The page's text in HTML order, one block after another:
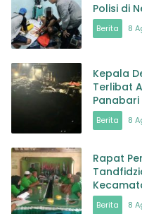
Polisi di
Berita 8
Kepala
Terlibat
Panabari
Berita 8
Rapat
Tokoh
Berita 8